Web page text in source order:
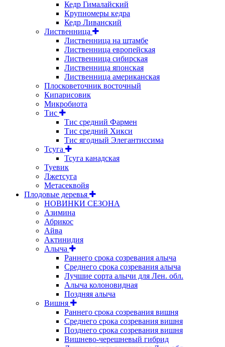
Кедр Гималайский
Крупномеры кедра
Кедр Ливанский
Лиственница
Лиственница на штамбе
Лиственница европейская
Лиственница сибирская
Лиственница японская
Лиственница американская
Плосковеточник восточный
Кипарисовик
Микробиота
Тис
Тис средний Фармен
Тис средний Хикси
Тис ягодный Элегантиссима
Тсуга
Тсуга канадская
Туевик
Лжетсуга
Метасеквойя
Плодовые деревья
НОВИНКИ СЕЗОНА
Азимина
Абрикос
Айва
Актинидия
Алыча
Раннего срока созревания алыча
Среднего срока созревания алыча
Лучшие сорта алычи для Лен. обл.
Алыча колоновидная
Поздняя алыча
Вишня
Раннего срока созревания вишня
Среднего срока созревания вишня
Позднего срока созревания вишня
Вишнево-черешневый гибрид